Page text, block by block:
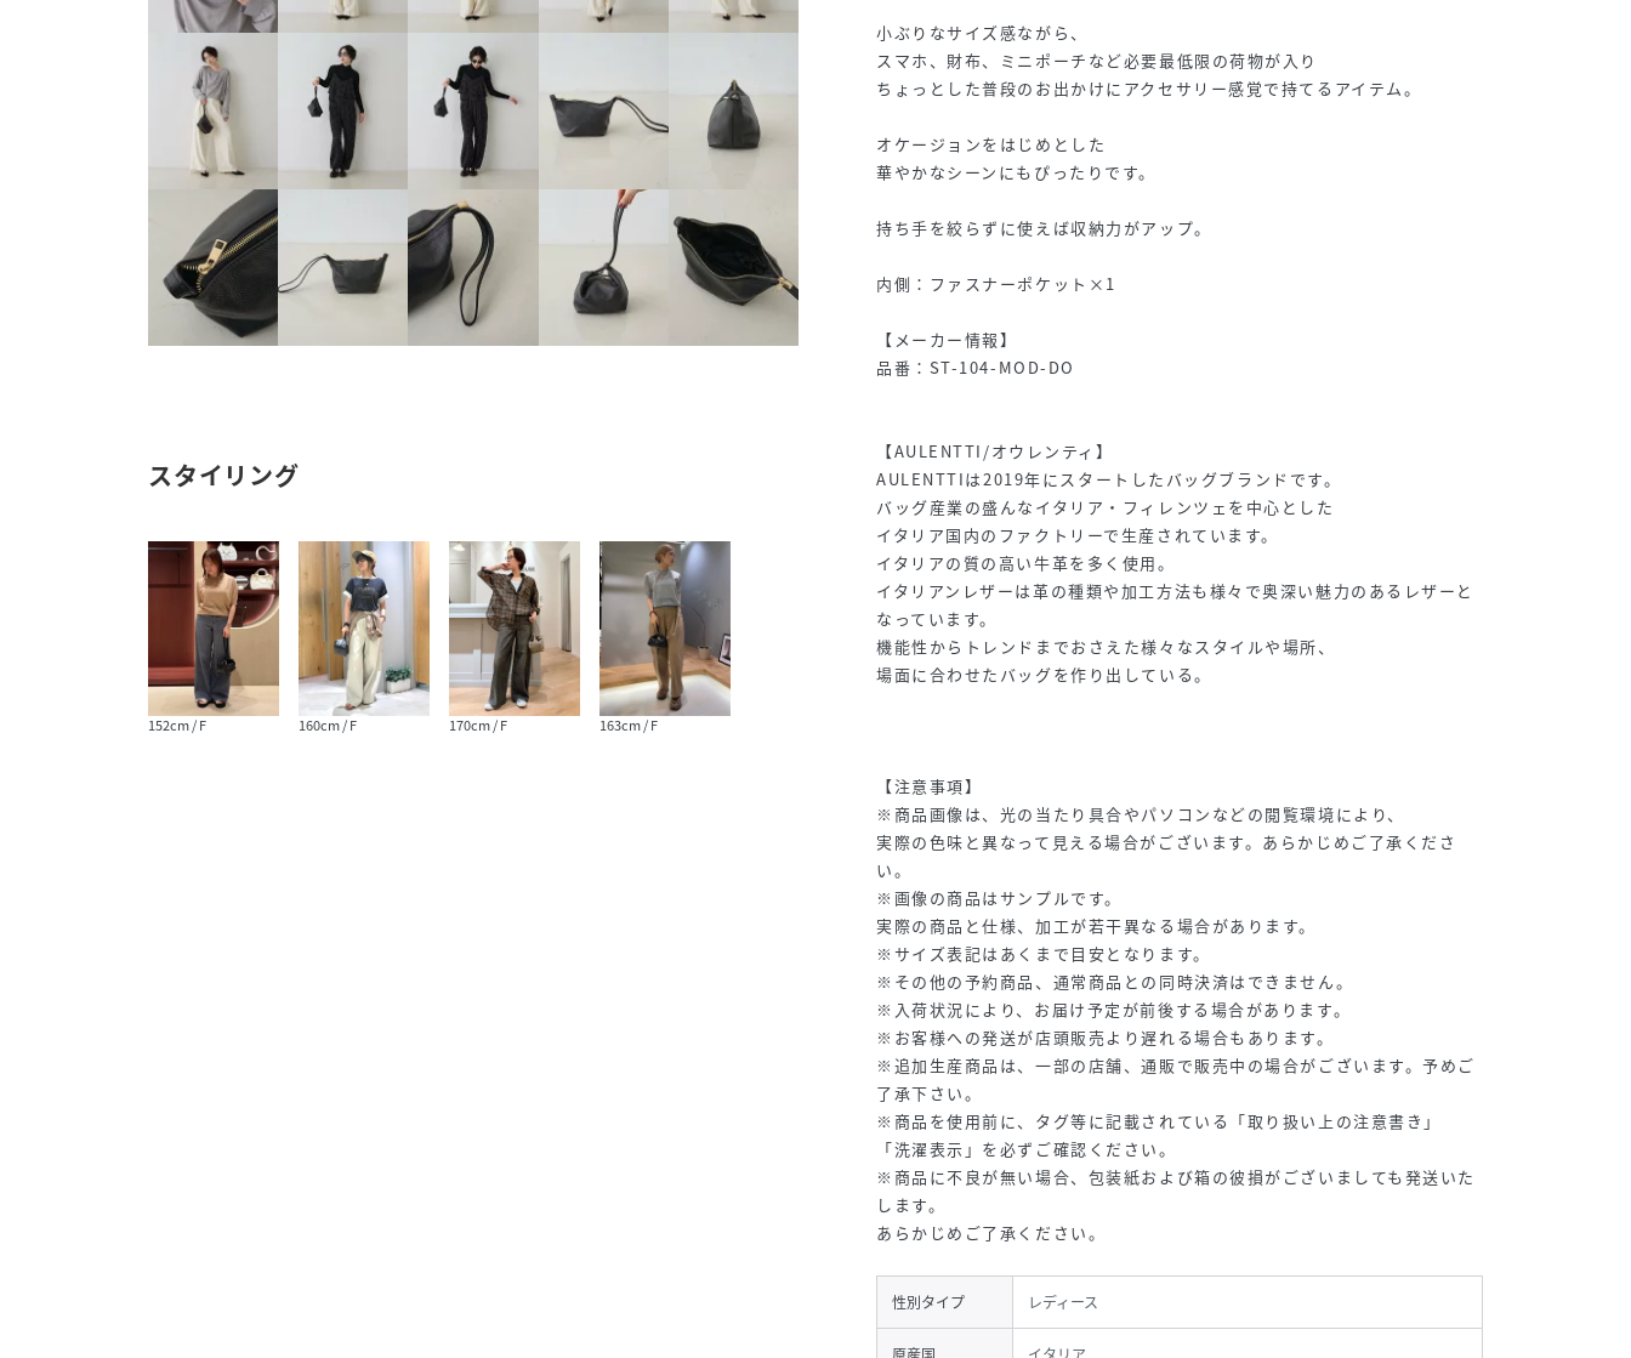
スタイリング
152cm / F 160cm / F 170cm / F 163cm / F
小ぶりなサイズ感ながら、
スマホ、財布、ミニポーチなど必要最低限の荷物が入り
ちょっとした普段のお出かけにアクセサリー感覚で持てるアイテム。
オケージョンをはじめとした
華やかなシーンにもぴったりです。
持ち手を絞らずに使えば収納力がアップ。
内側：ファスナーポケット×1
【メーカー情報】
品番：ST-104-MOD-DO
【AULENTTI/オウレンティ】
AULENTTIは2019年にスタートしたバッグブランドです。
バッグ産業の盛んなイタリア・フィレンツェを中心とした
イタリア国内のファクトリーで生産されています。
イタリアの質の高い牛革を多く使用。
イタリアンレザーは革の種類や加工方法も様々で奥深い魅力のあるレザーと
なっています。
機能性からトレンドまでおさえた様々なスタイルや場所、
場面に合わせたバッグを作り出している。
【注意事項】
※商品画像は、光の当たり具合やパソコンなどの閲覧環境により、
実際の色味と異なって見える場合がございます。あらかじめご了承くださ
い。
※画像の商品はサンプルです。
実際の商品と仕様、加工が若干異なる場合があります。
※サイズ表記はあくまで目安となります。
※その他の予約商品、通常商品との同時決済はできません。
※入荷状況により、お届け予定が前後する場合があります。
※お客様への発送が店頭販売より遅れる場合もあります。
※追加生産商品は、一部の店舗、通販で販売中の場合がございます。予めご
了承下さい。
※商品を使用前に、タグ等に記載されている「取り扱い上の注意書き」
「洗濯表示」を必ずご確認ください。
※商品に不良が無い場合、包装紙および箱の彼損がございましても発送いた
します。
あらかじめご了承ください。
性別タイプ レディース